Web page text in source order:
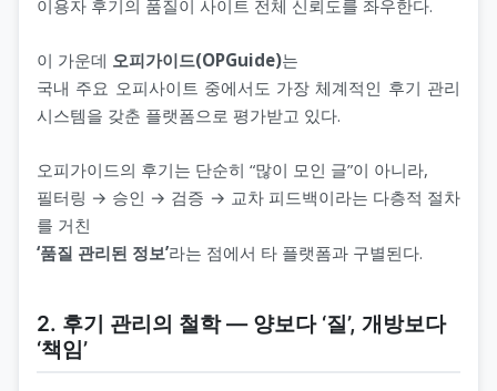
이용자 후기의 품질이 사이트 전체 신뢰도를 좌우한다.
이 가운데 오피가이드(OPGuide)는
국내 주요 오피사이트 중에서도 가장 체계적인 후기 관리
시스템을 갖춘 플랫폼으로 평가받고 있다.
오피가이드의 후기는 단순히 “많이 모인 글”이 아니라,
필터링 → 승인 → 검증 → 교차 피드백이라는 다층적 절차
를 거친
‘품질 관리된 정보’라는 점에서 타 플랫폼과 구별된다.
2. 후기 관리의 철학 ― 양보다 ‘질’, 개방보다
‘책임’